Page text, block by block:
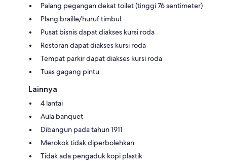
Palang pegangan dekat toilet (tinggi 76 sentimeter)
Plang braille/huruf timbul
Pusat bisnis dapat diakses kursi roda
Restoran dapat diakses kursi roda
Tempat parkir dapat diakses kursi roda
Tuas gagang pintu
Lainnya
4 lantai
Aula banquet
Dibangun pada tahun 1911
Merokok tidak diperbolehkan
Tidak ada pengaduk kopi plastik